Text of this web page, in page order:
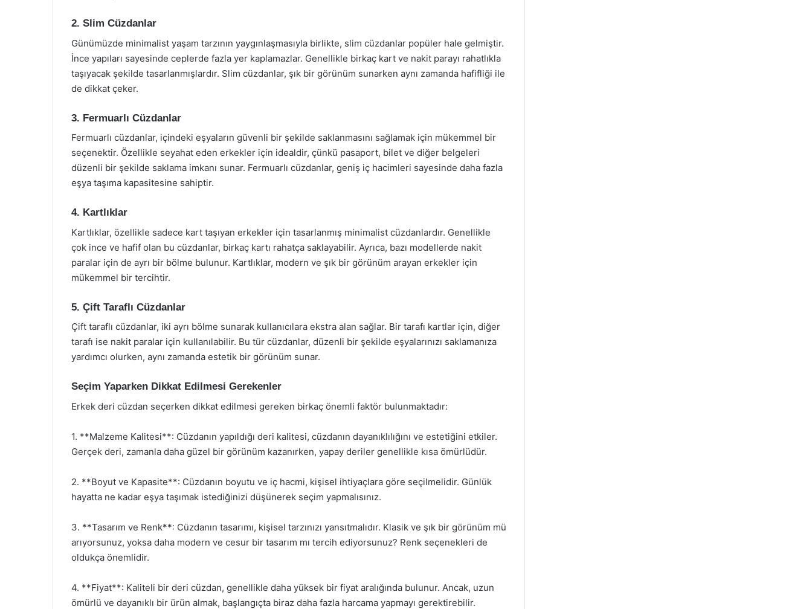
2. Slim Cüzdanlar
Günümüzde minimalist yaşam tarzının yaygınlaşmasıyla birlikte, slim cüzdanlar popüler hale gelmiştir.
İnce yapıları sayesinde ceplerde fazla yer kaplamazlar. Genellikle birkaç kart ve nakit parayı rahatlıkla
taşıyacak şekilde tasarlanmışlardır. Slim cüzdanlar, şık bir görünüm sunarken aynı zamanda hafifliği ile
de dikkat çeker.
3. Fermuarlı Cüzdanlar
Fermuarlı cüzdanlar, içindeki eşyaların güvenli bir şekilde saklanmasını sağlamak için mükemmel bir
seçenektir. Özellikle seyahat eden erkekler için idealdir, çünkü pasaport, bilet ve diğer belgeleri
düzenli bir şekilde saklama imkanı sunar. Fermuarlı cüzdanlar, geniş iç hacimleri sayesinde daha fazla
eşya taşıma kapasitesine sahiptir.
4. Kartlıklar
Kartlıklar, özellikle sadece kart taşıyan erkekler için tasarlanmış minimalist cüzdanlardır. Genellikle
çok ince ve hafif olan bu cüzdanlar, birkaç kartı rahatça saklayabilir. Ayrıca, bazı modellerde nakit
paralar için de ayrı bir bölme bulunur. Kartlıklar, modern ve şık bir görünüm arayan erkekler için
mükemmel bir tercihtir.
5. Çift Taraflı Cüzdanlar
Çift taraflı cüzdanlar, iki ayrı bölme sunarak kullanıcılara ekstra alan sağlar. Bir tarafı kartlar için, diğer
tarafı ise nakit paralar için kullanılabilir. Bu tür cüzdanlar, düzenli bir şekilde eşyalarınızı saklamanıza
yardımcı olurken, aynı zamanda estetik bir görünüm sunar.
Seçim Yaparken Dikkat Edilmesi Gerekenler
Erkek deri cüzdan seçerken dikkat edilmesi gereken birkaç önemli faktör bulunmaktadır:
1. **Malzeme Kalitesi**: Cüzdanın yapıldığı deri kalitesi, cüzdanın dayanıklılığını ve estetiğini etkiler.
Gerçek deri, zamanla daha güzel bir görünüm kazanırken, yapay deriler genellikle kısa ömürlüdür.
2. **Boyut ve Kapasite**: Cüzdanın boyutu ve iç hacmi, kişisel ihtiyaçlara göre seçilmelidir. Günlük
hayatta ne kadar eşya taşımak istediğinizi düşünerek seçim yapmalısınız.
3. **Tasarım ve Renk**: Cüzdanın tasarımı, kişisel tarzınızı yansıtmalıdır. Klasik ve şık bir görünüm mü
arıyorsunuz, yoksa daha modern ve cesur bir tasarım mı tercih ediyorsunuz? Renk seçenekleri de
oldukça önemlidir.
4. **Fiyat**: Kaliteli bir deri cüzdan, genellikle daha yüksek bir fiyat aralığında bulunur. Ancak, uzun
ömürlü ve dayanıklı bir ürün almak, başlangıçta biraz daha fazla harcama yapmayı gerektirebilir.